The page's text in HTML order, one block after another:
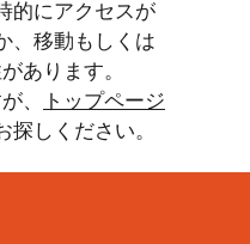
的にアクセスが
、移動もしくは
あります。
、
トップページ
しください。